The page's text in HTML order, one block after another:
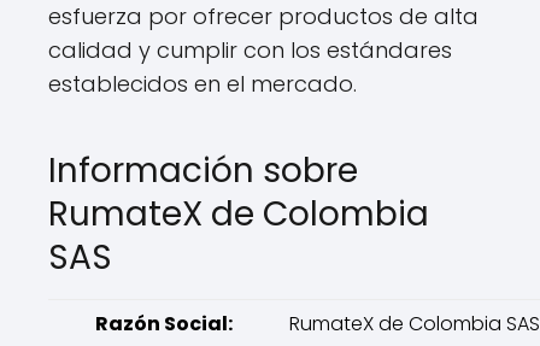
esfuerza por ofrecer productos de alta
calidad y cumplir con los estándares
establecidos en el mercado.
Información sobre
RumateX de Colombia
SAS
Razón Social:
RumateX de Colombia SAS